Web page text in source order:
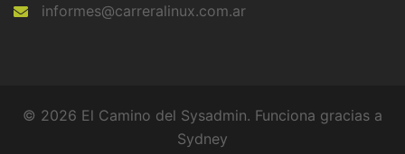
informes@carreralinux.com.ar
© 2026 El Camino del Sysadmin. Funciona gracias a
Sydney